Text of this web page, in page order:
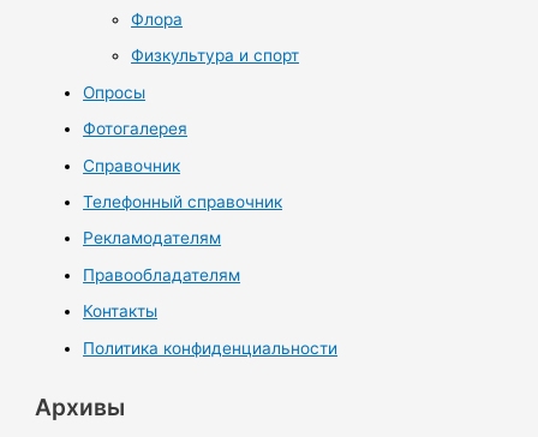
Флора
Физкультура и спорт
Опросы
Фотогалерея
Справочник
Телефонный справочник
Рекламодателям
Правообладателям
Контакты
Политика конфиденциальности
Архивы